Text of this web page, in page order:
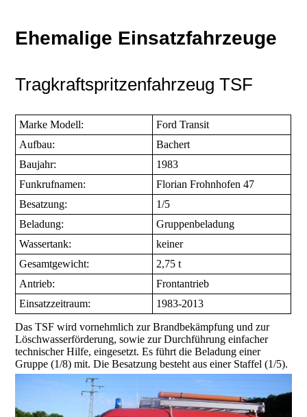
Ehemalige Einsatzfahrzeuge
Tragkraftspritzenfahrzeug TSF
Marke Modell:
Ford Transit
Aufbau:
Bachert
Baujahr:
1983
Funkrufnamen:
Florian Frohnhofen 47
Besatzung:
1/5
Beladung:
Gruppenbeladung
Wassertank:
keiner
Gesamtgewicht:
2,75 t
Antrieb:
Frontantrieb
Einsatzzeitraum:
1983-2013
Das TSF wird vornehmlich zur Brandbekämpfung und zur
Löschwasserförderung, sowie zur Durchführung einfacher
technischer Hilfe, eingesetzt. Es führt die Beladung einer
Gruppe (1/8) mit. Die Besatzung besteht aus einer Staffel (1/5).